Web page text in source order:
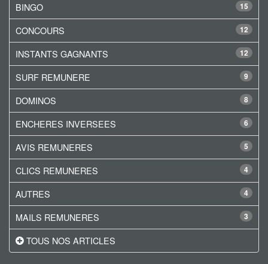
15
BINGO
12
CONCOURS
12
INSTANTS GAGNANTS
9
SURF REMUNERE
8
DOMINOS
6
ENCHERES INVERSEES
5
AVIS REMUNERES
4
CLICS REMUNERES
4
AUTRES
3
MAILS REMUNERES
TOUS NOS ARTICLES